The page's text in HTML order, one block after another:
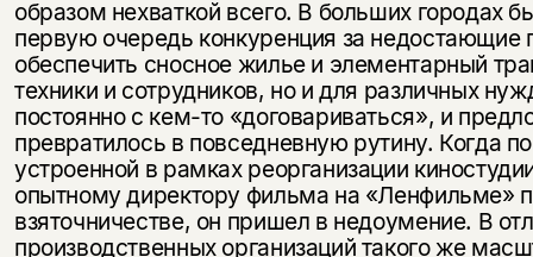
образом нехваткой всего. В больших городах
первую очередь конкуренция за недостающие
обеспечить сносное жилье и элементарный
техники и сотрудников, но и для различных
постоянно с кем-то «договариваться», и
превратилось в повседневную рутину. Когда
устроенной в рамках реорганизации
опытному директору фильма на «Ленфильме»
взяточничестве, он пришел в недоумение. В
производственных организаций такого же